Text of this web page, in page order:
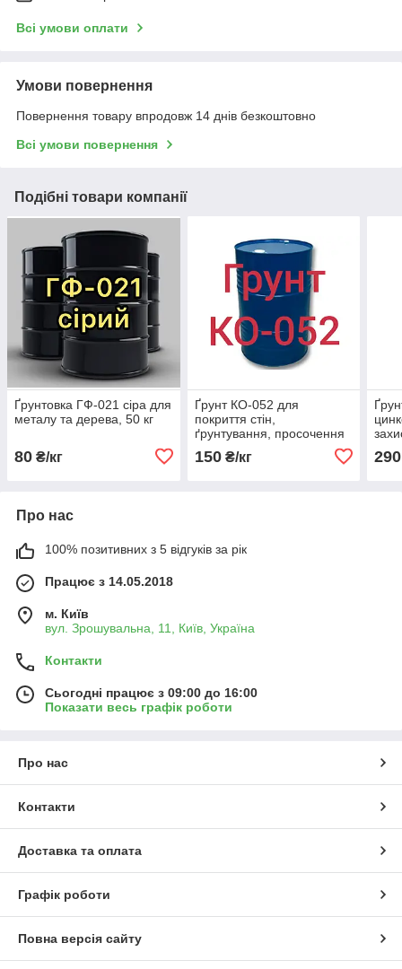
Всі умови оплати
Умови повернення
Повернення товару впродовж 14 днів безкоштовно
Всі умови повернення
Подібні товари компанії
Ґрунтовка ГФ-021 сіра для
металу та дерева, 50 кг
80 ₴/кг
Ґрунт КО-052 для
покриття стін,
ґрунтування, просочення
150₴/кг 290
Про нас
100% позитивних з 5 відгуків за рік
Працює з 14.05.2018
м. Київ
вул. Зрошувальна, 11, Київ, Україна
Контакти
Сьогодні працює з 09:00 до 16:00
Показати весь графік роботи
Про нас
Контакти
Доставка та оплата
Графік роботи
Повна версія сайту